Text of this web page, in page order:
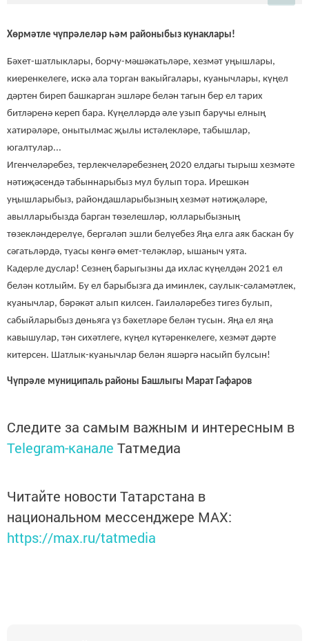
Хөрмәтле чүпрәлеләр һәм районыбыз кунаклары!
Бәхет-шатлыклары, борчу-мәшәкатьләре, хезмәт уңышлары,
киеренкелеге, искә ала торган вакыйгалары, куанычлары, күңел
дәртен биреп башкарган эшләре белән тагын бер ел тарих
битләренә кереп бара. Күңелләрдә әле узып баручы елның
хатирәләре, онытылмас җылы истәлекләре, табышлар,
югалтулар...
Игенчеләребез, терлекчеләребезнең 2020 елдагы тырыш хезмәте
нәтиҗәсендә табыннарыбыз мул булып тора. Ирешкән
уңышларыбыз, райондашларыбызның хезмәт нәтиҗәләре,
авылларыбызда барган төзелешләр, юлларыбызның
төзекләндерелүе, бергәләп эшли белүебез Яңа елга аяк баскан бу
сәгатьләрдә, туасы көнгә өмет-теләкләр, ышаныч уята.
Кадерле дуслар! Сезнең барыгызны да ихлас күңелдән 2021 ел
белән котлыйм. Бу ел барыбызга да иминлек, саулык-сәламәтлек,
куанычлар, бәрәкәт алып килсен. Гаиләләребез тигез булып,
сабыйларыбыз дөньяга үз бәхетләре белән тусын. Яңа ел яңа
кавышулар, тән сихәтлеге, күңел күтәренкелеге, хезмәт дәрте
китерсен. Шатлык-куанычлар белән яшәргә насыйп булсын!
Чүпрәле муниципаль районы Башлыгы Марат Гафаров
Следите за самым важным и интересным в
Telegram-канале Татмедиа
Читайте новости Татарстана в
национальном мессенджере MАХ:
https://max.ru/tatmedia